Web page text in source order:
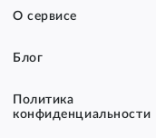
О сервисе
Блог
Политика
конфиденциальности